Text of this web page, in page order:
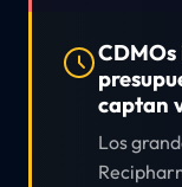
captan
Los